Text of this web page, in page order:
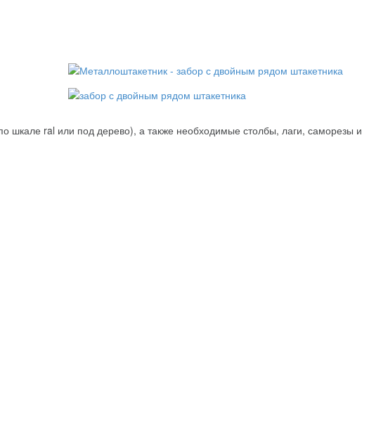
шкале ral или под дерево), а также необходимые столбы, лаги, саморезы и